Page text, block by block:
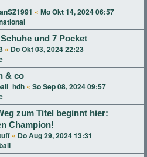
« Mo Okt 14, 2024 06:57
und 7 Pocket
« Do Okt 03, 2024 22:23
& co
« So Sep 08, 2024 09:57
zum Titel beginnt hier:
Champion!
« Do Aug 29, 2024 13:31